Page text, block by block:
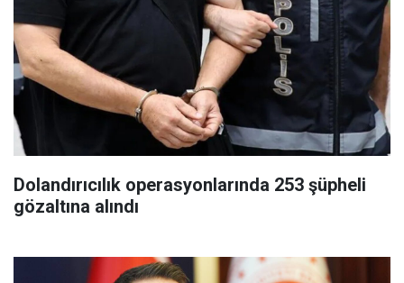
Dolandırıcılık operasyonlarında 253 şüpheli
gözaltına alındı